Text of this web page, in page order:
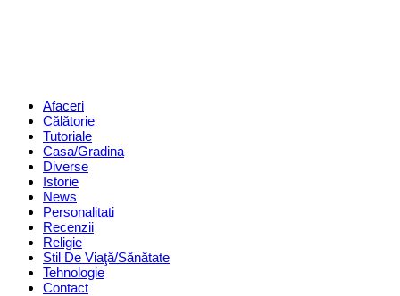
Menu Afaceri
Călătorie
Tutoriale
Casa/Gradina
Diverse
Istorie
News
Personalitati
Recenzii
Religie
Stil De Viaţă/Sănătate
Tehnologie
Contact